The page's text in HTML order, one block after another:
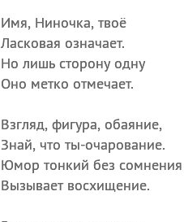
Имя, Ниночка, твоё
Ласковая означает.
Но лишь сторону одну
Оно метко отмечает.
Взгляд, фигура, обаяние,
Знай, что ты-очарование.
Юмор тонкий без сомнения
Вызывает восхищение.